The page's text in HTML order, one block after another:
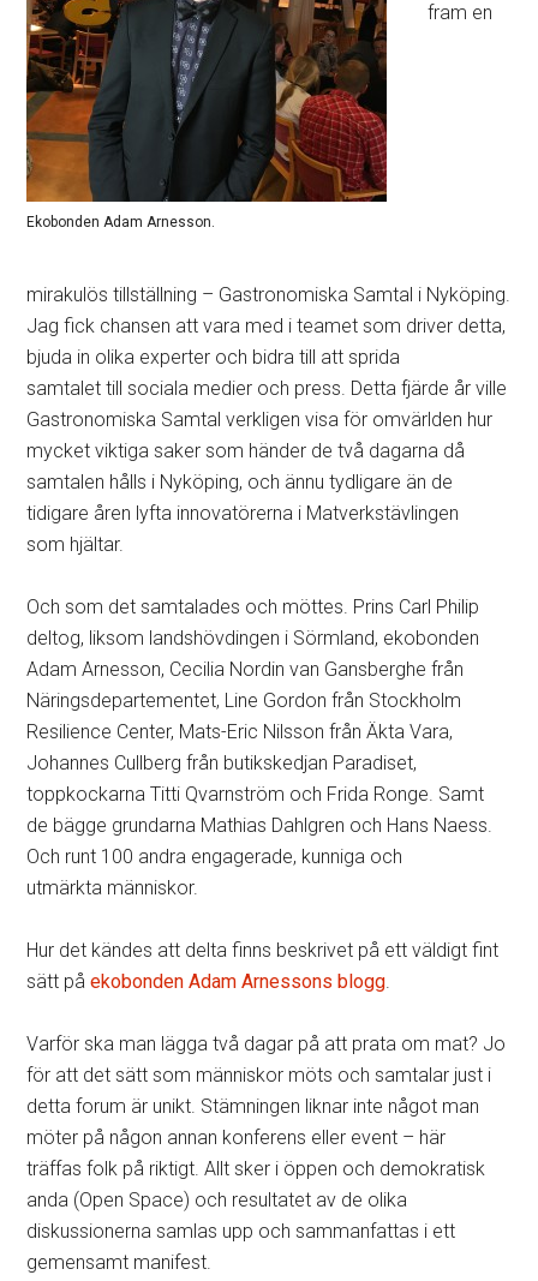
Ekobonden Adam Arnesson.
fram en
mirakulös tillställning – Gastronomiska Samtal i Nyköping.
Jag fick chansen att vara med i teamet som driver detta,
bjuda in olika experter och bidra till att sprida
samtalet till sociala medier och press. Detta fjärde år ville
Gastronomiska Samtal verkligen visa för omvärlden hur
mycket viktiga saker som händer de två dagarna då
samtalen hålls i Nyköping, och ännu tydligare än de
tidigare åren lyfta innovatörerna i Matverkstävlingen
som hjältar.
Och som det samtalades och möttes. Prins Carl Philip
deltog, liksom landshövdingen i Sörmland, ekobonden
Adam Arnesson, Cecilia Nordin van Gansberghe från
Näringsdepartementet, Line Gordon från Stockholm
Resilience Center, Mats-Eric Nilsson från Äkta Vara,
Johannes Cullberg från butikskedjan Paradiset,
toppkockarna Titti Qvarnström och Frida Ronge. Samt
de bägge grundarna Mathias Dahlgren och Hans Naess.
Och runt 100 andra engagerade, kunniga och
utmärkta människor.
Hur det kändes att delta finns beskrivet på ett väldigt fint
sätt påekobonden Adam Arnessons blogg.
Varför ska man lägga två dagar på att prata om mat? Jo
för att det sätt som människor möts och samtalar just i
detta forum är unikt. Stämningen liknar inte något man
möter på någon annan konferens eller event – här
träffas folk på riktigt. Allt sker i öppen och demokratisk
anda (Open Space) och resultatet av de olika
diskussionerna samlas upp och sammanfattas i ett
gemensamt manifest.